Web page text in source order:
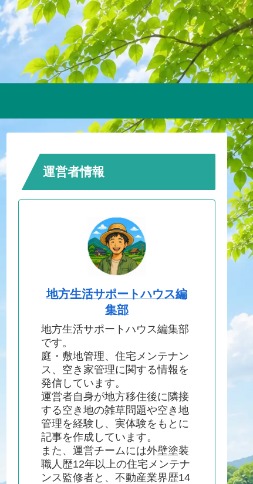
運営者情報
地方生活サポートハウス編
集部
地方生活サポートハウス編集部
です。
庭・敷地管理、住宅メンテナン
ス、空き家管理に関する情報を
発信しています。
運営者自身が地方移住後に隣接
する空き地の雑草問題や空き地
管理を経験し、実体験をもとに
記事を作成しています。
また、運営チームには外壁塗装
職人歴12年以上の住宅メンテナ
ンス監修者と、不動産業界歴14